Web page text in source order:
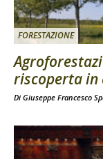
FORESTAZIONE
riscoperta in
Di Giuseppe Francesco